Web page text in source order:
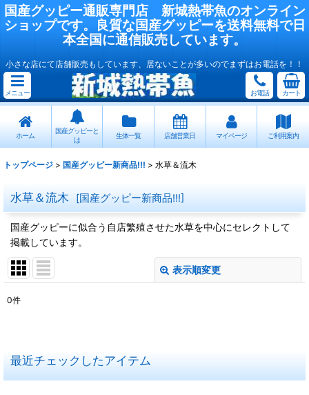
国産グッピー通販専門店 新城熱帯魚のオンライン
ショップです。良質な国産グッピーを送料無料で日
本全国に通信販売しています。
小さな店にて店舗販売もしています、居ないことが多いのでまずはお電話を！！
メニュー お電話 カート
ホーム
国産グッピーと
は
生体一覧 店舗営業日 マイページ ご利用案内
トップページ > 国産グッピー新商品!!! > 水草＆流木
水草＆流木 [国産グッピー新商品!!!]
国産グッピーに似合う自店繁殖させた水草を中心にセレクトして
掲載しています。
表示順変更
0件
最近チェックしたアイテム